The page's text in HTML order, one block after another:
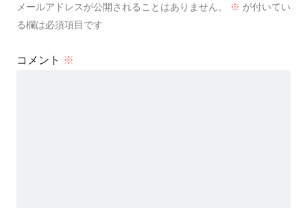
メールアドレスが公開されることはありません。 ※ が付いてい
る欄は必須項目です
コメント ※